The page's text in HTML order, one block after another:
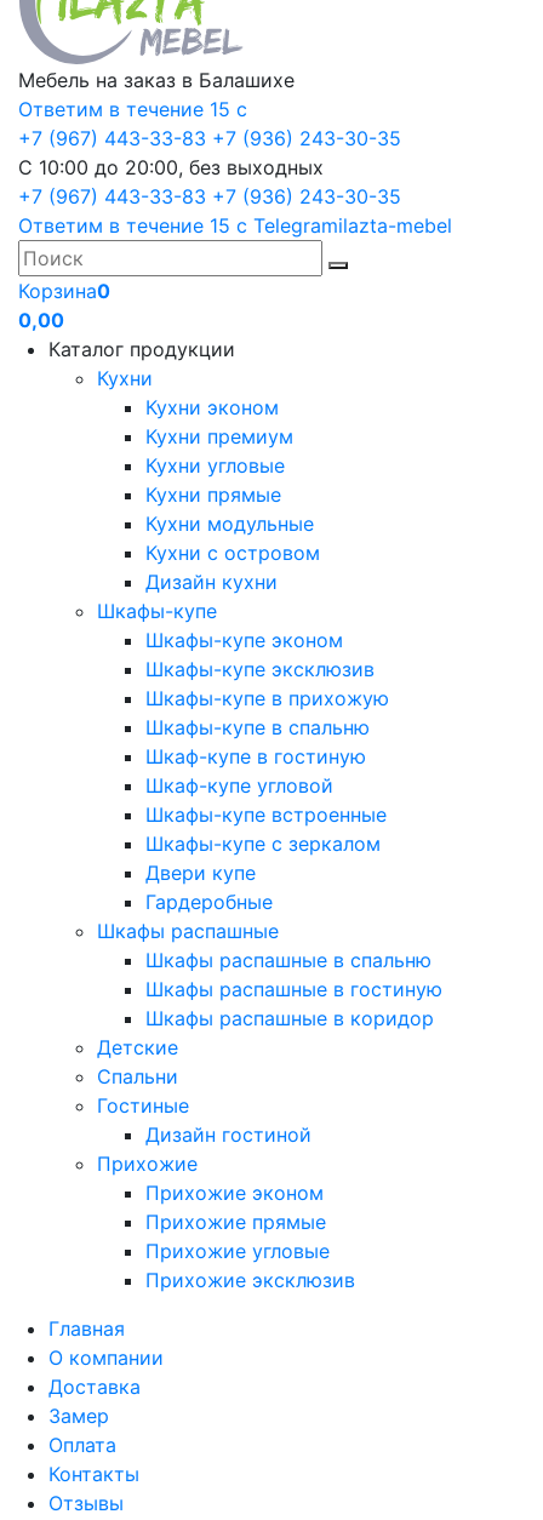
Мебель на заказ в Балашихе
Ответим в течение 15 с
+7 (967) 443-33-83 +7 (936) 243-30-35
С 10:00 до 20:00, без выходных
+7 (967) 443-33-83 +7 (936) 243-30-35
Ответим в течение 15 с Telegramilazta-mebel
Корзина0
0,00
Каталог продукции
Кухни
Кухни эконом
Кухни премиум
Кухни угловые
Кухни прямые
Кухни модульные
Кухни с островом
Дизайн кухни
Шкафы-купе
Шкафы-купе эконом
Шкафы-купе эксклюзив
Шкафы-купе в прихожую
Шкафы-купе в спальню
Шкаф-купе в гостиную
Шкаф-купе угловой
Шкафы-купе встроенные
Шкафы-купе с зеркалом
Двери купе
Гардеробные
Шкафы распашные
Шкафы распашные в спальню
Шкафы распашные в гостиную
Шкафы распашные в коридор
Детские
Спальни
Гостиные
Дизайн гостиной
Прихожие
Прихожие эконом
Прихожие прямые
Прихожие угловые
Прихожие эксклюзив
Главная
О компании
Доставка
Замер
Оплата
Контакты
Отзывы